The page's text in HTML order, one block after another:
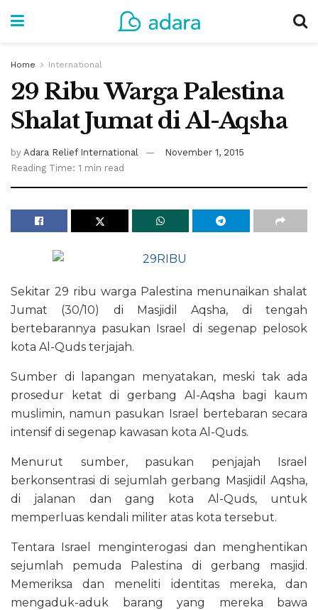
Home International
29 Ribu Warga Palestina
Shalat Jumat di Al-Aqsha
by Adara Relief International
November 1, 2015
Reading Time: 1 min read
Sekitar 29 ribu warga Palestina menunaikan shalat
Jumat (30/10) di Masjidil Aqsha, di tengah
bertebarannya pasukan Israel di segenap pelosok
kota Al-Quds terjajah.
Sumber di lapangan menyatakan, meski tak ada
prosedur ketat di gerbang Al-Aqsha bagi kaum
muslimin, namun pasukan Israel bertebaran secara
intensif di segenap kawasan kota Al-Quds.
Menurut sumber, pasukan penjajah Israel
berkonsentrasi di sejumlah gerbang Masjidil Aqsha,
di jalanan dan gang kota Al-Quds, untuk
memperluas kendali militer atas kota tersebut.
Tentara Israel menginterogasi dan menghentikan
sejumlah pemuda Palestina di gerbang masjid.
Memeriksa dan meneliti identitas mereka, dan
mengaduk-aduk barang yang mereka bawa